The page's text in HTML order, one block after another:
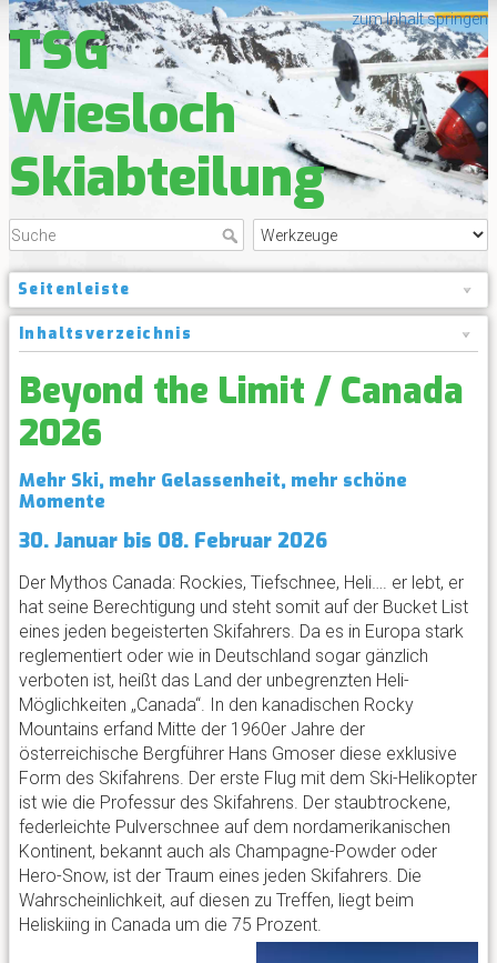
zum Inhalt springen
TSG
Wiesloch
Skiabteilung
Seitenleiste
Inhaltsverzeichnis
Beyond the Limit / Canada
2026
Mehr Ski, mehr Gelassenheit, mehr schöne
Momente
30. Januar bis 08. Februar 2026
Der Mythos Canada: Rockies, Tiefschnee, Heli…. er lebt, er
hat seine Berechtigung und steht somit auf der Bucket List
eines jeden begeisterten Skifahrers. Da es in Europa stark
reglementiert oder wie in Deutschland sogar gänzlich
verboten ist, heißt das Land der unbegrenzten Heli-
Möglichkeiten „Canada“. In den kanadischen Rocky
Mountains erfand Mitte der 1960er Jahre der
österreichische Bergführer Hans Gmoser diese exklusive
Form des Skifahrens. Der erste Flug mit dem Ski-Helikopter
ist wie die Professur des Skifahrens. Der staubtrockene,
federleichte Pulverschnee auf dem nordamerikanischen
Kontinent, bekannt auch als Champagne-Powder oder
Hero-Snow, ist der Traum eines jeden Skifahrers. Die
Wahrscheinlichkeit, auf diesen zu Treffen, liegt beim
Heliskiing in Canada um die 75 Prozent.